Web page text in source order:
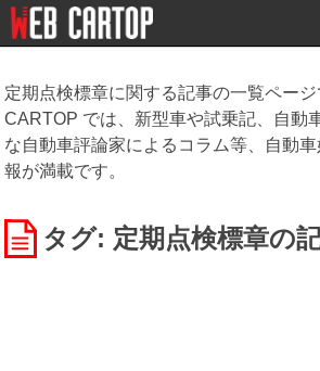
定期点検標章に関する記事の一覧ペー
CARTOP では、新型車や試乗記、自動
な自動車評論家によるコラム等、自動
報が満載です。
タグ: 定期点検標章の